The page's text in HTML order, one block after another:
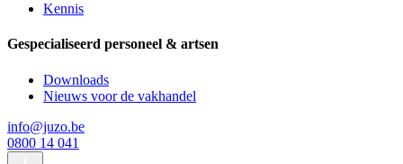
Kennis
Gespecialiseerd personeel & artsen
Downloads
Nieuws voor de vakhandel
info@juzo.be
0800 14 041